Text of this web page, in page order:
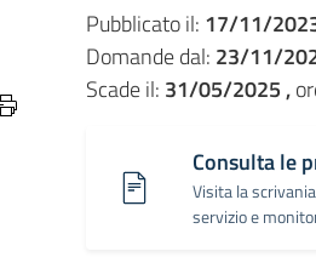
Pubblicato il: 17/11/
Domande dal: 23/11/
Scade il: 31/05/2025 ,
Consulta le
Visita la
servizio e